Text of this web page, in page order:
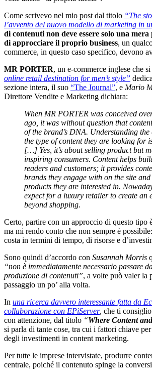
Come scrivevo nel mio post dal titolo “The
l’avvento del nuovo modello di marketing in
di contenuti non deve essere solo una
di approcciare il proprio business, un
commerce, in questo caso specifico, devono
MR PORTER, un e-commerce inglese che
online retail destination for men’s style”
sezione intera, il suo “The Journal”, e Mario
Direttore Vendite e Marketing dichiara:
When MR PORTER was conceived
ago, it was without question that
of the brand’s DNA. Understanding the
the type of content they are looking for
[…] Yes, it’s about selling product but
inspiring consumers. Content helps
readers and customers; it provides
brands they engage with on the site
products they are interested in.
expect for a luxury retailer to create an
beyond shopping.
Certo, partire con un approccio di questo tipo
ma mi rendo conto che non sempre è
costa in termini di tempo, di risorse e
Sono quindi d’accordo con Susannah Morris
“non è immediatamente necessario passare
produzione di contenuti”, a volte può valer la
passaggio un po’ alla volta.
In una ricerca davvero interessante fatta da
collaborazione con EPiServer, che ti
con attenzione, dal titolo “Where Content
si parla di tante cose, tra cui i fattori chiave
degli investimenti in content marketing.
Per tutte le imprese intervistate, produrre
centrale, poiché il contenuto spinge la